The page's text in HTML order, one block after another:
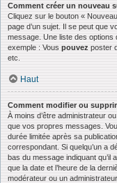
Comment créer un nouveau
Cliquez sur le bouton «
page d’un sujet. Il se peut que
message. Une liste des options
exemple : Vous pouvez poster
etc.
Haut
Comment modifier ou
À moins d’être administrateur
que vos propres messages.
durée limitée après sa
correspondant. Si quelqu’un a
bas du message indiquant qu’il
que la date et l’heure de la
modérateur ou un